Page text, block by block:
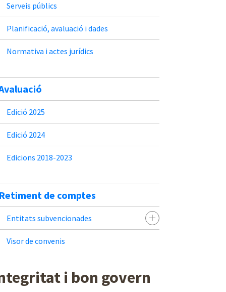
Serveis públics
Planificació, avaluació i dades
Normativa i actes jurídics
Edició 2025
Edició 2024
Edicions 2018-2023
de comptes
Entitats subvencionades
Visor de convenis
i bon govern